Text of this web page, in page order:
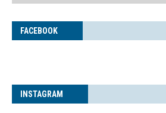
FACE­BOOK
INS­TA­GRAM